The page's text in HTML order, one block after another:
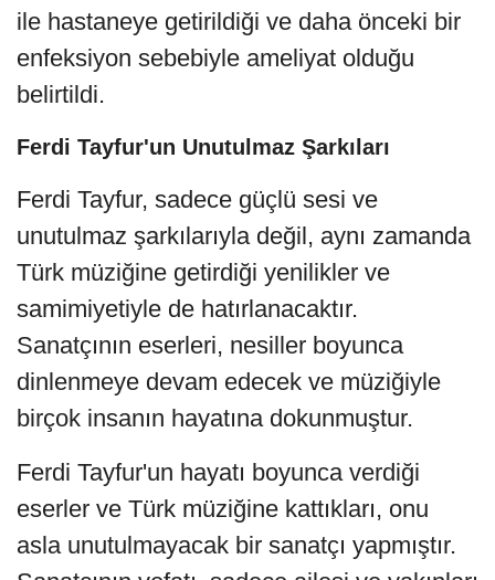
ile hastaneye getirildiği ve daha önceki bir
enfeksiyon sebebiyle ameliyat olduğu
belirtildi.
Ferdi Tayfur'un Unutulmaz Şarkıları
Ferdi Tayfur, sadece güçlü sesi ve
unutulmaz şarkılarıyla değil, aynı zamanda
Türk müziğine getirdiği yenilikler ve
samimiyetiyle de hatırlanacaktır.
Sanatçının eserleri, nesiller boyunca
dinlenmeye devam edecek ve müziğiyle
birçok insanın hayatına dokunmuştur.
Ferdi Tayfur'un hayatı boyunca verdiği
eserler ve Türk müziğine kattıkları, onu
asla unutulmayacak bir sanatçı yapmıştır.